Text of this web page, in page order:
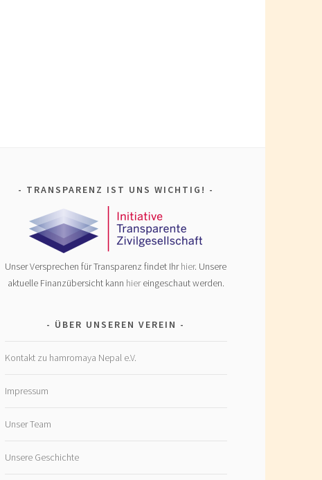
TRANSPARENZ IST UNS WICHTIG!
Unser Versprechen für Transparenz findet Ihrhier. Unsere
aktuelle Finanzübersicht kann hiereingeschaut werden.
ÜBER UNSEREN VEREIN
Kontakt zu hamromaya Nepal e.V.
Impressum
Unser Team
Unsere Geschichte